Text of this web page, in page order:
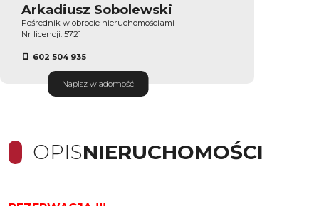
Arkadiusz Sobolewski
Pośrednik w obrocie nieruchomościami
Nr licencji: 5721
602 504 935
Napisz wiadomość
OPISNIERUCHOMOŚCI